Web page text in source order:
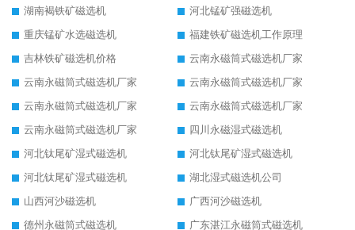
湖南褐铁矿磁选机
河北锰矿强磁选机
重庆锰矿水选磁选机
福建铁矿磁选机工作原理
吉林铁矿磁选机价格
云南永磁筒式磁选机厂家
云南永磁筒式磁选机厂家
云南永磁筒式磁选机厂家
云南永磁筒式磁选机厂家
云南永磁筒式磁选机厂家
云南永磁筒式磁选机厂家
四川永磁湿式磁选机
河北钛尾矿湿式磁选机
河北钛尾矿湿式磁选机
河北钛尾矿湿式磁选机
湖北湿式磁选机公司
山西河沙磁选机
广西河沙磁选机
德州永磁筒式磁选机
广东湛江永磁筒式磁选机